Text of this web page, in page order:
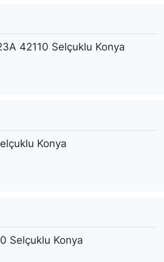
42110 Selçuklu Konya
Konya
Selçuklu Konya